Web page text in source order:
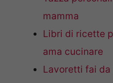
mamma
Libri di ricette
ama cucinare
Lavoretti fai da